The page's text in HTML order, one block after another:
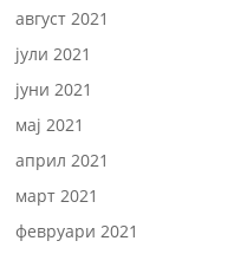
август 2021
јули 2021
јуни 2021
мај 2021
април 2021
март 2021
февруари 2021